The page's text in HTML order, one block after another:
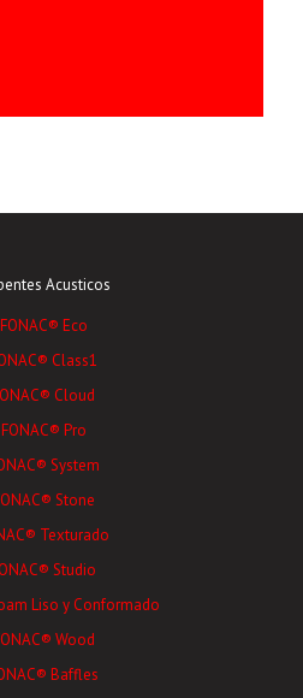
Acusticos
FONAC® Eco
Class1
Cloud
FONAC® Pro
System
Stone
Texturado
Studio
Liso y Conformado
Wood
Baffles